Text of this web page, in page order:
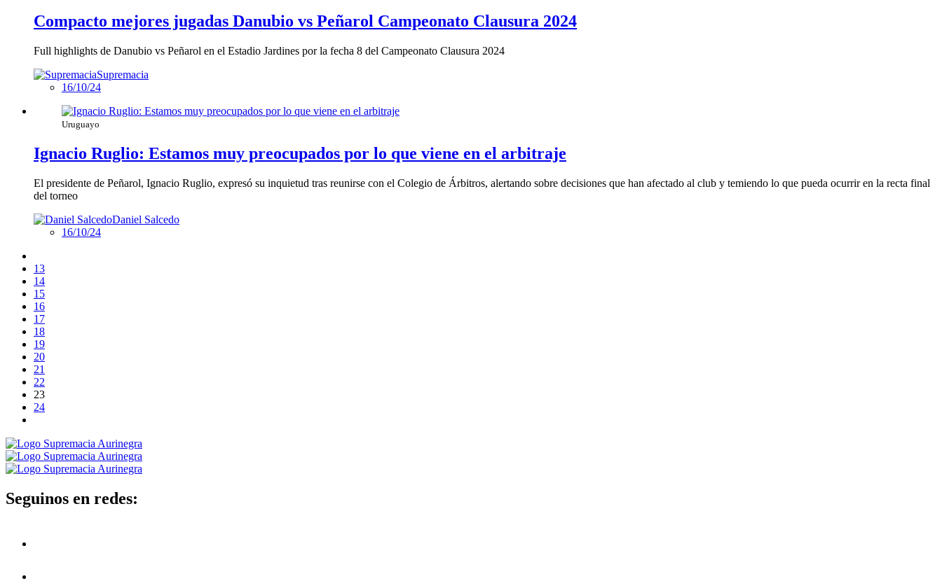
Compacto mejores jugadas Danubio vs Peñarol Campeonato Clausura 2024
Full highlights de Danubio vs Peñarol en el Estadio Jardines por la fecha 8 del Campeonato Clausura 2024
Supremacia
16/10/24
Uruguayo
Ignacio Ruglio: Estamos muy preocupados por lo que viene en el arbitraje
El presidente de Peñarol, Ignacio Ruglio, expresó su inquietud tras reunirse con el Colegio de Árbitros, alertando sobre decisiones que han afectado al club y temiendo lo que pueda ocurrir en la recta final
del torneo
Daniel Salcedo
16/10/24
13
14
15
16
17
18
19
20
21
22
23
24
Seguinos en redes: